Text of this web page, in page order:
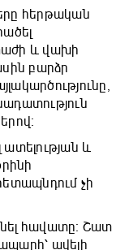
հերթական
և վախի
բարձր
ատելության և
չի
հավատը։ Շատ
ավելի